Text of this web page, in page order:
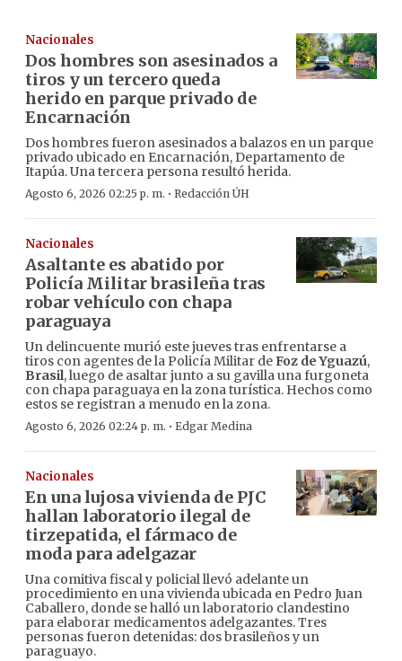
Nacionales
Dos hombres son asesinados a
tiros y un tercero queda
herido en parque privado de
Encarnación
Dos hombres fueron asesinados a balazos en un parque
privado ubicado en Encarnación, Departamento de
Itapúa. Una tercera persona resultó herida.
Agosto 6, 2026 02:25 p. m. · Redacción ÚH
Nacionales
Asaltante es abatido por
Policía Militar brasileña tras
robar vehículo con chapa
paraguaya
Un delincuente murió este jueves tras enfrentarse a
tiros con agentes de la Policía Militar deFoz de Yguazú,
Brasil, luego de asaltar junto a su gavilla una furgoneta
con chapa paraguaya en la zona turística. Hechos como
estos se registran a menudo en la zona.
Agosto 6, 2026 02:24 p. m. · Edgar Medina
Nacionales
En una lujosa vivienda de PJC
hallan laboratorio ilegal de
tirzepatida, el fármaco de
moda para adelgazar
Una comitiva fiscal y policial llevó adelante un
procedimiento en una vivienda ubicada en Pedro Juan
Caballero, donde se halló un laboratorio clandestino
para elaborar medicamentos adelgazantes. Tres
personas fueron detenidas: dos brasileños y un
paraguayo.